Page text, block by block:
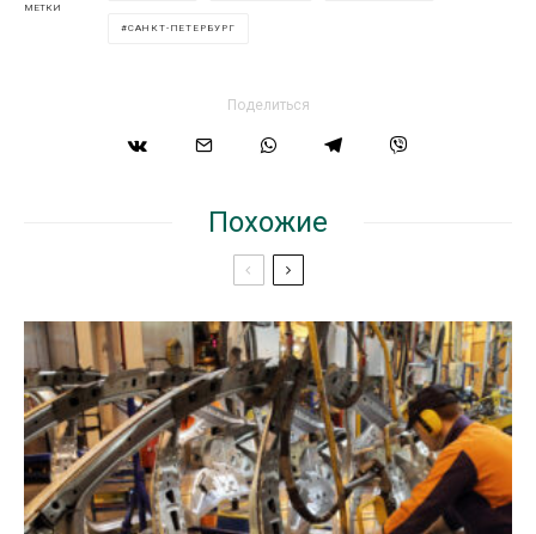
МЕТКИ
САНКТ-ПЕТЕРБУРГ
Поделиться
Похожие